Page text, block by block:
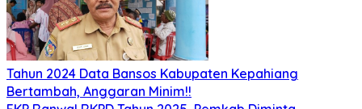
Tahun 2024 Data Bansos Kabupaten Kepahiang
Bertambah, Anggaran Minim!!